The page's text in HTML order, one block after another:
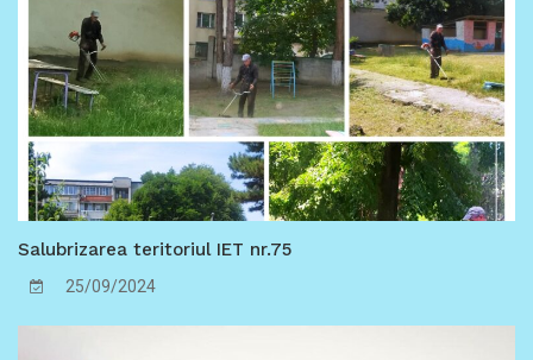
Salubrizarea teritoriul IET nr.75
25/09/2024